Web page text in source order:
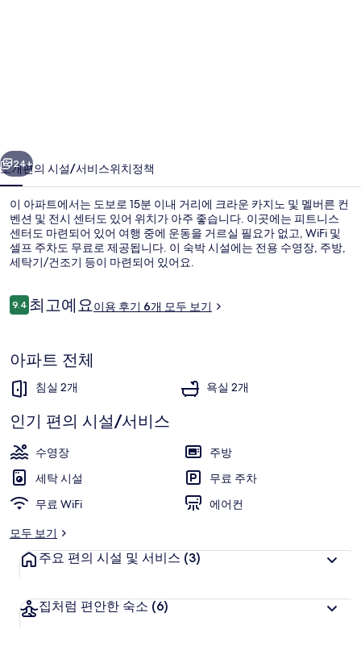
시
내
전
망,
수
장,
트
니
스
테
니
스
코
다음
24+
소개편의 시설/서비스위치정책
이 아파트에서는 도보로 15분 이내 거리에 크라운 카지노 및 멜버른 컨
벤션 및 전시 센터도 있어 위치가 아주 좋습니다. 이곳에는 피트니스
센터도 마련되어 있어 여행 중에 운동을 거르실 필요가 없고, WiFi 및
셀프 주차도 무료로 제공됩니다. 이 숙박 시설에는 전용 수영장, 주방,
세탁기/건조기 등이 마련되어 있어요.
이
용
기
9.410점 만점 중 9.4점.
최고예요이용 후기 6개 모두 보기
아파트 전체
침실 2개 욕실 2개
인기 편의 시설/서비스
수영장
주방
세탁 시설
무료 주차
무료 WiFi
에어컨
모두 보기
주요 편의 시설 및 서비스 (3)
집처럼 편안한 숙소 (6)